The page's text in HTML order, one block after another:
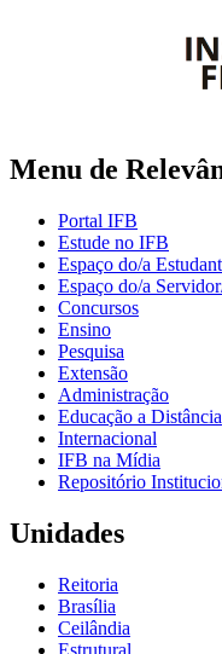
Menu de
Portal IFB
Estude no IFB
Espaço do/a
Espaço do/a
Concursos
Ensino
Pesquisa
Extensão
Administração
Educação a Distância
Internacional
IFB na Mídia
Repositório
Unidades
Reitoria
Brasília
Ceilândia
Estrutural